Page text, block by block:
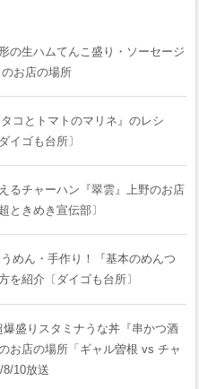
の生ハムてんこ盛り・ソーセージ
のお店の場所
コとトマトのマリネ』のレシ
イゴも台所〕
るチャーハン『翠雲』上野のお店
ときめき宣伝部〕
うめん・手作り！『基本のめんつ
を紹介〔ダイゴも台所〕
爆盛りスタミナうな丼『串かつ酒
お店の場所「ギャル曽根 vs チャ
8/10放送